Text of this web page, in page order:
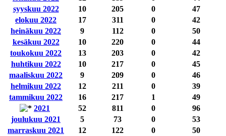
syyskuu 2022
10 205 0
47
elokuu 2022
17 311 0
42
heinäkuu 2022
9 112 0
50
kesäkuu 2022
10 220 0
44
toukokuu 2022
13 203 0
42
huhtikuu 2022
10 217 0
45
maaliskuu 2022
9 209 0
46
helmikuu 2022
12 211 0
39
tammikuu 2022
16 217 1
49
2021
52 811 0
96
joulukuu 2021
5 73 0
53
marraskuu 2021
12 122 0
50